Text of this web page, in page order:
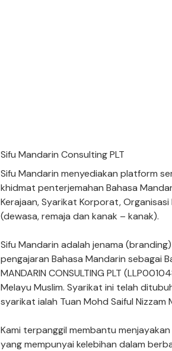
Sifu Mandarin Consulting PLT
Sifu Mandarin menyediakan platform
khidmat penterjemahan Bahasa
Kerajaan, Syarikat Korporat,
(dewasa, remaja dan kanak – kanak).
Sifu Mandarin adalah jenama
pengajaran Bahasa Mandarin sebagai
MANDARIN CONSULTING PLT
Melayu Muslim. Syarikat ini telah
syarikat ialah Tuan Mohd Saiful
Kami terpanggil membantu
yang mempunyai kelebihan dalam